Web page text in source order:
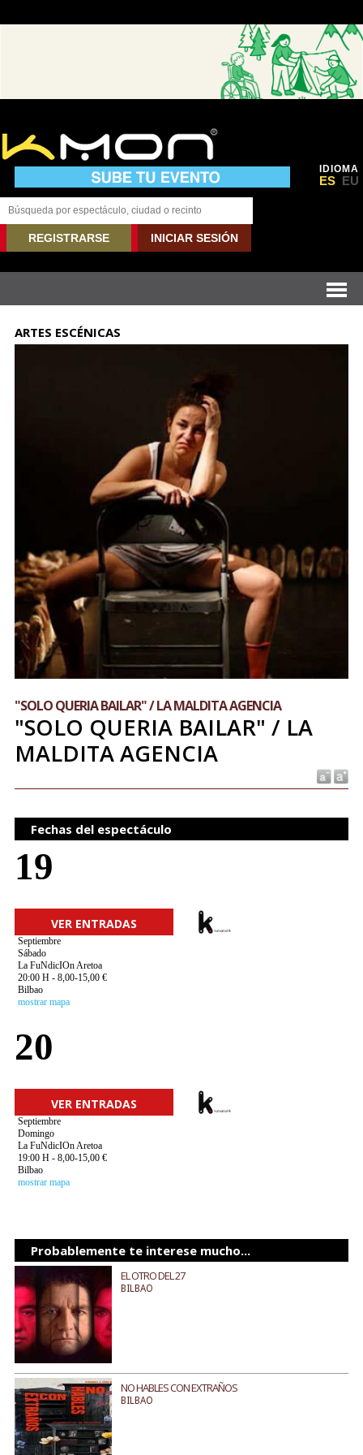
IDIOMA
ES EU
REGISTRARSE INICIAR SESIÓN
ARTES ESCÉNICAS
"SOLO QUERIA BAILAR" / LA MALDITA AGENCIA
"SOLO QUERIA BAILAR" / LA
MALDITA AGENCIA
Fechas del espectáculo
19
VER ENTRADAS
Septiembre
Sábado
La FuNdicIOn Aretoa
20:00 H - 8,00-15,00 €
Bilbao
mostrar mapa
20
VER ENTRADAS
Septiembre
Domingo
La FuNdicIOn Aretoa
19:00 H - 8,00-15,00 €
Bilbao
mostrar mapa
Probablemente te interese mucho...
EL OTRO DEL 27
BILBAO
NO HABLES CON EXTRAÑOS
BILBAO